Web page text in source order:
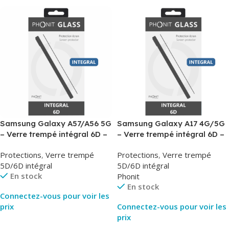
Samsung Galaxy A57/A56 5G
– Verre trempé intégral 6D –
Protections, Verre trempé
5D/6D intégral
En stock
Connectez-vous pour voir les
prix
Samsung Galaxy A17 4G/5G
– Verre trempé intégral 6D –
Protections, Verre trempé
5D/6D intégral
Phonit
En stock
Connectez-vous pour voir les
prix